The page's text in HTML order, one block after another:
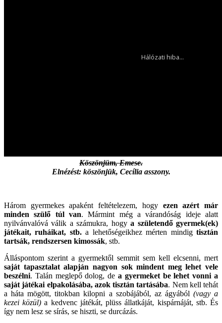
Köszönjüm, Emese.
Elnézést: köszönjük, Cecília asszony.
Három gyermekes apaként feltételezem, hogy ezen azért már
minden szülő túl van. Mármint még a várandóság ideje alatt
nyilvánvalóvá válik a számukra, hogya születendő gyermek(ek)
játékait, ruháikat, stb.a lehetőségeikhez mérten mindigtisztán
tartsák, rendszersen kimossák, stb.
Álláspontom szerint a gyermektől semmit sem kell elcsenni, mert
saját tapasztalat alapján nagyon sok mindent meg lehet vele
beszélni. Talán meglepő dolog, de a gyermeket be lehet vonni a
saját játékai elpakolásába, azok tisztán tartásába. Nem kell tehát
a háta mögött, titokban kilopni a szobájából, az ágyából (vagy a
kezei közül) a kedvenc játékát, plüss állatkáját, kispárnáját, stb. És
így nem lesz se sírás, se hiszti, se durcázás.